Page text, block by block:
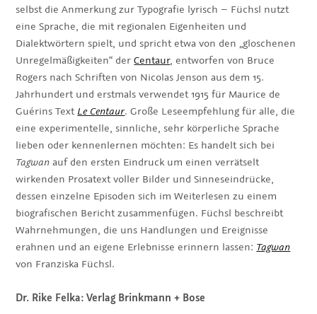
selbst die Anmerkung zur Typografie lyrisch – Füchsl nutzt
eine Sprache, die mit regionalen Eigenheiten und
Dialektwörtern spielt, und spricht etwa von den „gloschenen
Unregelmäßigkeiten“ derCentaur, entworfen von Bruce
Rogers nach Schriften von Nicolas Jenson aus dem 15.
Jahrhundert und erstmals verwendet 1915 für Maurice de
Guérins Text Le Centaur. Große Leseempfehlung für alle, die
eine experimentelle, sinnliche, sehr körperliche Sprache
lieben oder kennenlernen möchten: Es handelt sich bei
Tagwan auf den ersten Eindruck um einen verrätselt
wirkenden Prosatext voller Bilder und Sinneseindrücke,
dessen einzelne Episoden sich im Weiterlesen zu einem
biografischen Bericht zusammenfügen. Füchsl beschreibt
Wahrnehmungen, die uns Handlungen und Ereignisse
erahnen und an eigene Erlebnisse erinnern lassen: Tagwan
von Franziska Füchsl.
Dr. Rike Felka: Verlag Brinkmann + Bose